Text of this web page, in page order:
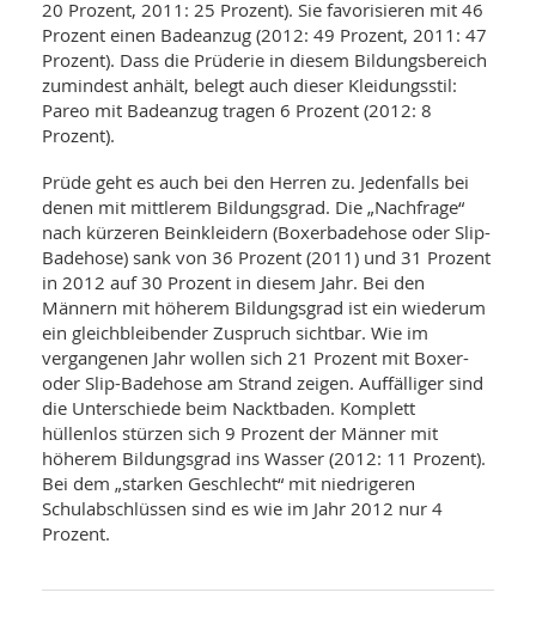
20 Prozent, 2011: 25 Prozent). Sie favorisieren mit 46
Prozent einen Badeanzug (2012: 49 Prozent, 2011: 47
Prozent). Dass die Prüderie in diesem Bildungsbereich
zumindest anhält, belegt auch dieser Kleidungsstil:
Pareo mit Badeanzug tragen 6 Prozent (2012: 8
Prozent).
Prüde geht es auch bei den Herren zu. Jedenfalls bei
denen mit mittlerem Bildungsgrad. Die „Nachfrage“
nach kürzeren Beinkleidern (Boxerbadehose oder Slip-
Badehose) sank von 36 Prozent (2011) und 31 Prozent
in 2012 auf 30 Prozent in diesem Jahr. Bei den
Männern mit höherem Bildungsgrad ist ein wiederum
ein gleichbleibender Zuspruch sichtbar. Wie im
vergangenen Jahr wollen sich 21 Prozent mit Boxer-
oder Slip-Badehose am Strand zeigen. Auffälliger sind
die Unterschiede beim Nacktbaden. Komplett
hüllenlos stürzen sich 9 Prozent der Männer mit
höherem Bildungsgrad ins Wasser (2012: 11 Prozent).
Bei dem „starken Geschlecht“ mit niedrigeren
Schulabschlüssen sind es wie im Jahr 2012 nur 4
Prozent.